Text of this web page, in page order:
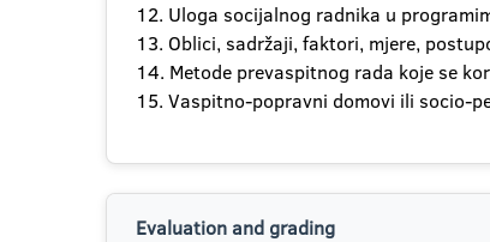
12. Uloga socijalnog radnika u
13. Oblici, sadržaji, faktori, mjere,
14. Metode prevaspitnog rada koje se
15. Vaspitno-popravni domovi ili socio-
Evaluation and grading